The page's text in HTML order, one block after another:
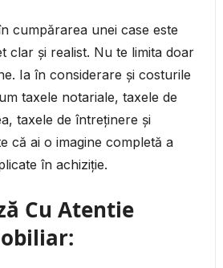
cumpărarea unei case este
clar și realist. Nu te limita doar
Ia în considerare și costurile
taxele notariale, taxele de
taxele de întreținere și
că ai o imagine completă a
în achiziție.
Cu Atentie